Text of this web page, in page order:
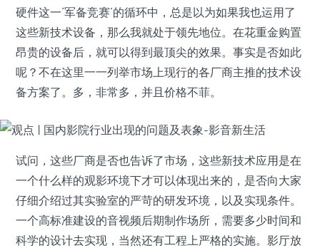
硬件这一‘军备竞赛’的循环中，总是以为如果我也运用了
这些新技术设备，那么我就处于领先地位。在花重金购置
昂贵的设备后，就可以得到最顶尖的效果。事实是否如此
呢？不在这里一一列举市场上现行的各厂商主推的技术设
备方案了。多，非常多，并且价格不菲。
试问，这些厂商是否也告诉了市场，这些新技术应用是在
一个什么样的观影环境下才可以体现出来的，是否向大家
仔细介绍过其实验室的严苛的研发环境，以及实现条件。
一个高标准建设的音视频后期制作场所，需要多少时间和
科学的设计去实现，当然还有工程上严格的实施。影厅放